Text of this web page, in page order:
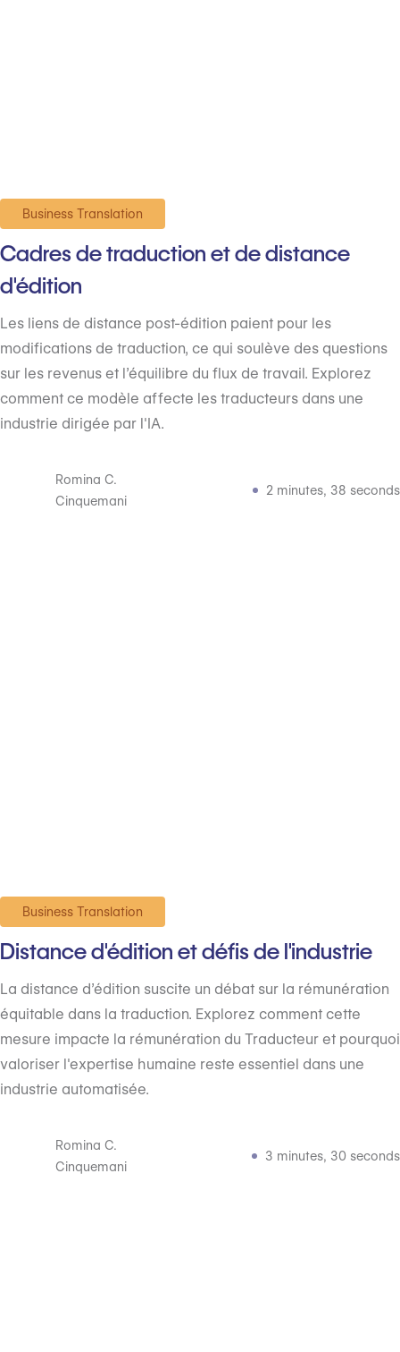
Business Translation
Cadres de traduction et de distance
d'édition
Les liens de distance post-édition paient pour les
modifications de traduction, ce qui soulève des questions
sur les revenus et l’équilibre du flux de travail. Explorez
comment ce modèle affecte les traducteurs dans une
industrie dirigée par l'IA.
Romina C.
Cinquemani
2 minutes, 38 seconds
Business Translation
Distance d'édition et défis de l'industrie
La distance d’édition suscite un débat sur la rémunération
équitable dans la traduction. Explorez comment cette
mesure impacte la rémunération du Traducteur et pourquoi
valoriser l'expertise humaine reste essentiel dans une
industrie automatisée.
Romina C.
Cinquemani
3 minutes, 30 seconds